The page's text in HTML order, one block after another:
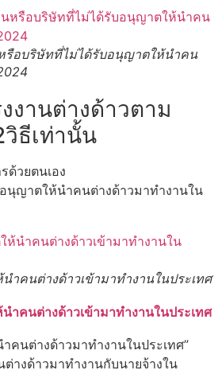
รือบริษัทที่ไม่ได้รับอนุญาตให้นำคน
งานต่างด้าวตาม
วิธีเท่านั้น
ด้วยตนเอง
นุญาตให้นำคนต่างด้าวมาทำงานใน
ำคนต่างด้าวเข้ามาทำงานในประเทศ
ำคนต่างด้าวเข้ามาทำงานในประเทศ
คนต่างด้าวมาทำงานในประเทศ”
างด้าวมาทำงานกับนายจ้างใน